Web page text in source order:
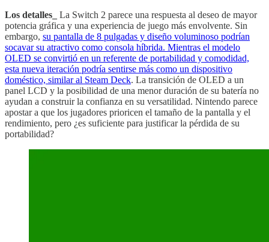
Los detalles_ La Switch 2 parece una respuesta al deseo de mayor
potencia gráfica y una experiencia de juego más envolvente. Sin
embargo, su pantalla de 8 pulgadas y diseño voluminoso podrían
socavar su atractivo como consola híbrida. Mientras el modelo
OLED se convirtió en un referente de portabilidad y comodidad,
esta nueva iteración podría sentirse más como un dispositivo
doméstico, similar al Steam Deck. La transición de OLED a un
panel LCD y la posibilidad de una menor duración de su batería no
ayudan a construir la confianza en su versatilidad. Nintendo parece
apostar a que los jugadores prioricen el tamaño de la pantalla y el
rendimiento, pero ¿es suficiente para justificar la pérdida de su
portabilidad?